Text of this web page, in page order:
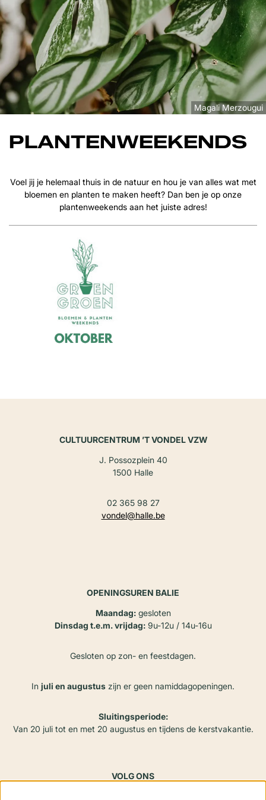
Magali Merzougui
PLANTENWEEKENDS
Voel jij je helemaal thuis in de natuur en hou je van alles wat met
bloemen en planten te maken heeft? Dan ben je op onze
plantenweekends aan het juiste adres!
CULTUURCENTRUM ’T VONDEL VZW
J. Possozplein 40
1500 Halle
02 365 98 27
vondel@halle.be
OPENINGSUREN BALIE
Maandag:gesloten
Dinsdag t.e.m. vrijdag:9u-12u / 14u-16u
Gesloten op zon- en feestdagen.
In juli en augustus zijn er geen namiddagopeningen.
Sluitingsperiode:
Van 20 juli tot en met 20 augustus en tijdens de kerstvakantie.
VOLG ONS